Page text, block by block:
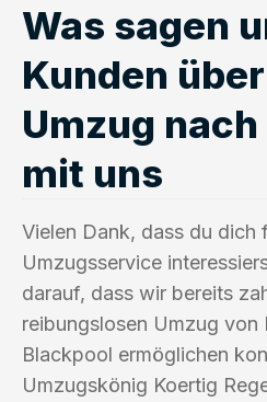
Was sagen
Kunden
Umzug
mit uns
Vielen Dank, dass du dich
Umzugsservice
darauf, dass wir bereits
reibungslosen Umzug von
Blackpool ermöglichen
Umzugskönig Koertig